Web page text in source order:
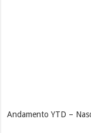
Andamento YTD –